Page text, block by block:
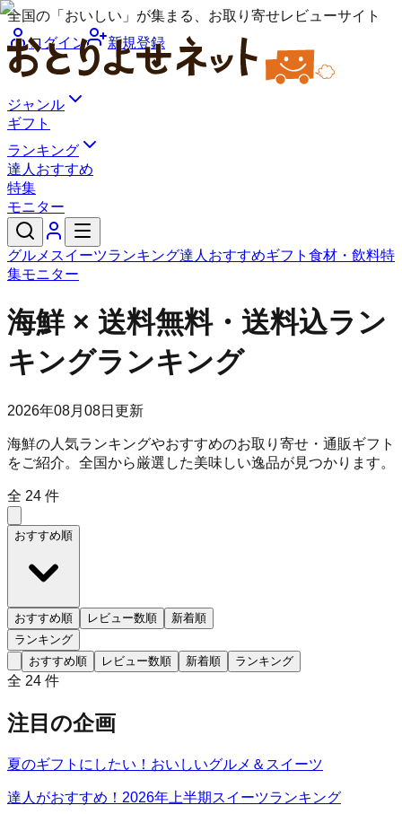
全国の「おいしい」が集まる、お取り寄せレビューサイト
ログイン
新規登録
ジャンル
ギフト
ランキング
達人おすすめ
特集
モニター
グルメ スイーツランキング達人おすすめギフト 食材・飲料特
集モニター
海鮮 × 送料無料・送料込ラン
キングランキング
2026年08月08日 更新
海鮮の人気ランキングやおすすめのお取り寄せ・通販ギフト
をご紹介。全国から厳選した美味しい逸品が見つかります。
全 24 件
おすすめ順
おすすめ順 レビュー数順
新着順
ランキング
おすすめ順
レビュー数順 新着順 ランキング
全 24 件
注目の企画
夏のギフトにしたい！おいしいグルメ＆スイーツ
達人がおすすめ！2026年上半期スイーツランキング